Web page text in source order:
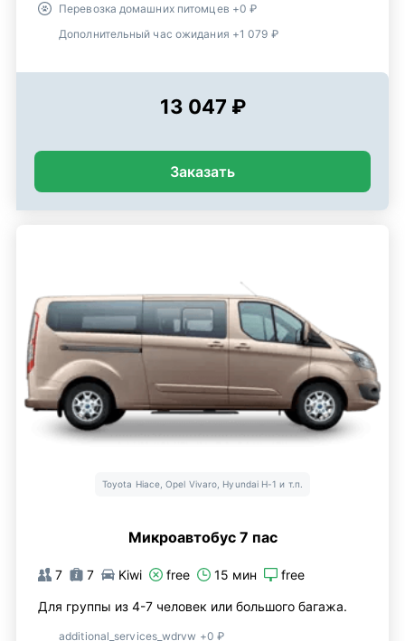
Перевозка домашних питомцев +0 ₽
Дополнительный час ожидания +1 079 ₽
13 047 ₽
Заказать
Toyota Hiace, Opel Vivaro, Hyundai H-1 и т.п.
Микроавтобус 7 пас
7 7 Kiwi free 15 мин free
Для группы из 4-7 человек или большого багажа.
additional_services_wdrvw +0 ₽